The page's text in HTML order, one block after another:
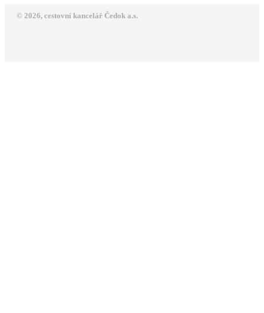
© 2026, cestovní kancelář Čedok a.s.